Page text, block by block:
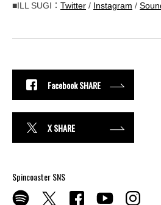
■ILL SUGI： Twitter / Instagram /
Facebook SHARE
X SHARE
Spincoaster SNS